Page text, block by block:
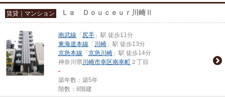
賃貸｜マンション Ｌａ Ｄｏｕｃｅｕｒ川崎Ⅱ
南武線 「 尻手 」駅 徒歩11分
東海道本線 「 川崎 」駅 徒歩13分
京急本線 「 京急川崎 」駅 徒歩14分
神奈川県川崎市幸区南幸町 ２丁目
-
築年数：築5年
階数：8階建